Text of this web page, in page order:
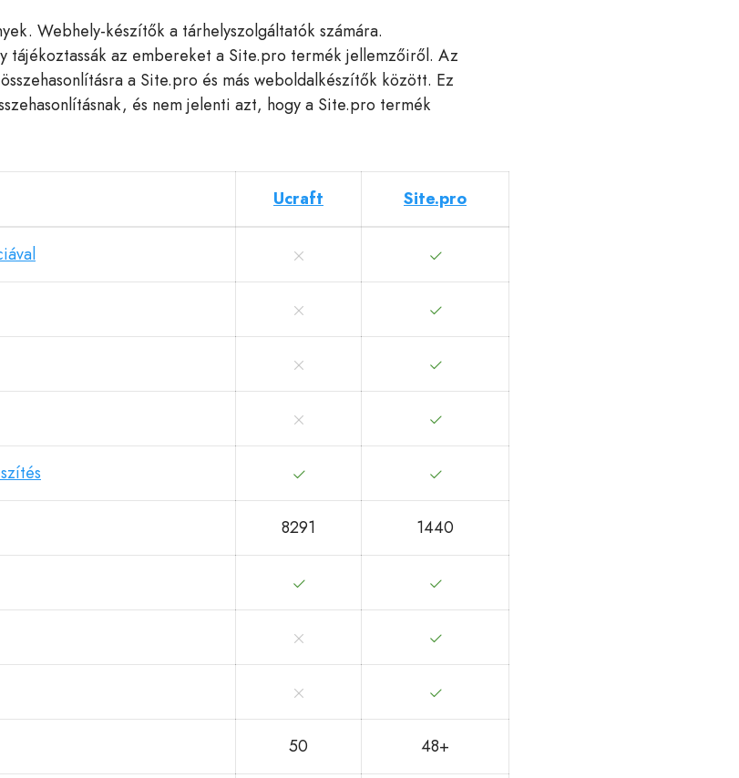
Webhely-készítők a tárhelyszolgáltatók számára.
tájékoztassák az embereket a Site.pro termék jellemzőiről. Az
a Site.pro és más weboldalkészítők között. Ez
és nem jelenti azt, hogy a Site.pro termék
Ucraft Site.pro
8291 1440
50 48+